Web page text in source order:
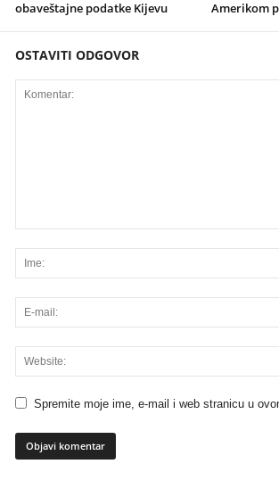
obaveštajne podatke Kijevu
Amerikom
OSTAVITI ODGOVOR
Spremite moje ime, e-mail i web stranicu u